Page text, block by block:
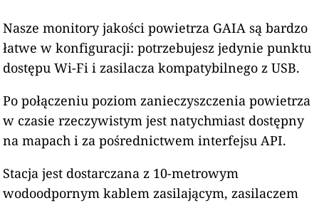
Nasze monitory jakości powietrza GAIA są bardzo
łatwe w konfiguracji: potrzebujesz jedynie punktu
dostępu Wi-Fi i zasilacza kompatybilnego z USB.
Po połączeniu poziom zanieczyszczenia powietrza
w czasie rzeczywistym jest natychmiast dostępny
na mapach i za pośrednictwem interfejsu API.
Stacja jest dostarczana z 10-metrowym
wodoodpornym kablem zasilającym, zasilaczem